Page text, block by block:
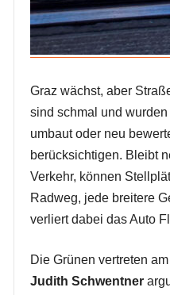
Graz wächst, aber
sind schmal und
umbaut oder neu
berücksichtigen. Bleibt
Verkehr, können
Radweg, jede breitere
verliert dabei das Auto
Die Grünen vertreten
Judith Schwentner